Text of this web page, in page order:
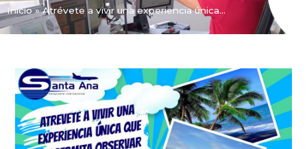
Inicio»Atrévete a vivir una experiencia única…